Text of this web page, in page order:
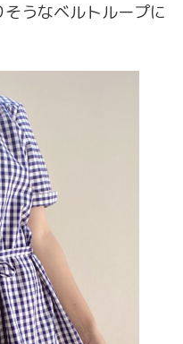
うなベルトループに